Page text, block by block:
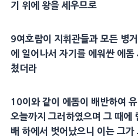
기 위에 왕을 세우므로
9여호람이 지휘관들과 모든 병
에 일어나서 자기를 에워싼 에돔
쳤더라
10이와 같이 에돔이 배반하여
오늘까지 그러하였으며 그 때에
배 하에서 벗어났으니 이는 그